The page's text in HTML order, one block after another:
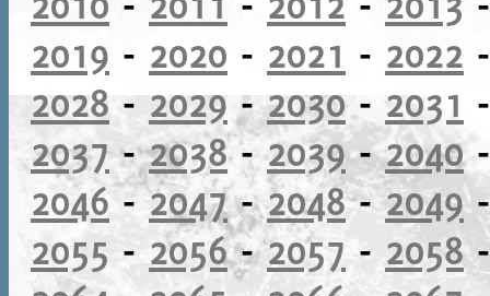
2019 - 2020 - 2021 - 2022
2028 - 2029 -2030- 2031
2037-2038-2039-2040
2046-2047-2048-2049
2055 - 2056-2057 - 2058